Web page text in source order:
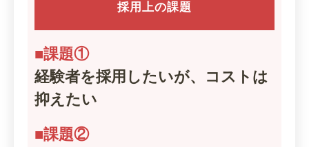
採用上の課題
■課題①
経験者を採用したいが、コストは
抑えたい
■課題②